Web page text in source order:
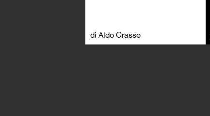
di Aldo Grasso